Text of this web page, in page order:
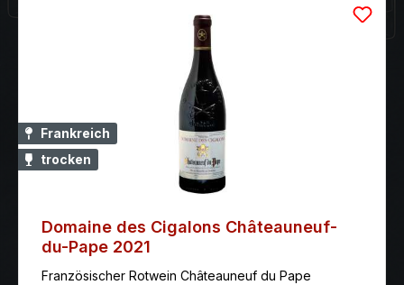
Frankreich
trocken
Domaine des Cigalons Châteauneuf-
du-Pape 2021
Französischer Rotwein Châteauneuf du Pape